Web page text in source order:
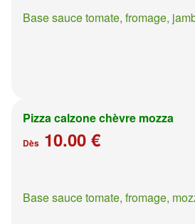
Base sauce tomate, fromage,
Pizza calzone chèvre mozza
Dès 10.00 €
Base sauce tomate, fromage,